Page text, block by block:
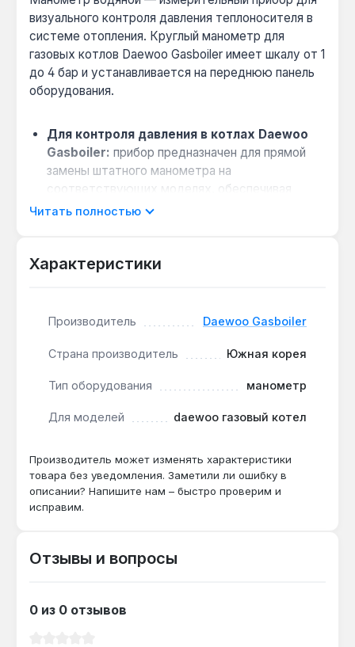
визуального контроля давления теплоносителя в
системе отопления. Круглый манометр для
газовых котлов Daewoo Gasboiler имеет шкалу от 1
до 4 бар и устанавливается на переднюю панель
оборудования.
Для контроля давления в котлах Daewoo
Gasboiler: прибор предназначен для прямой
замены штатного манометра на
соответствующих моделях, обеспечивая
точное калибрование.
давлению в бытовых газовых котлах —
Совет по эксплуатации:
при падении
утечки; при повышении выше 4 бар немедленно
отключите котёл и вызовите мастера.
Манометр используется для обслуживания и
Производство — Южная Корея. Гарантийный
сервис в Украине.
Читать полностью
Характеристики
Производитель Daewoo Gasboiler
Страна производитель Южная корея
Тип оборудования манометр
Для моделей daewoo газовый котел
Производитель может изменять характеристики
товара без уведомления. Заметили ли ошибку в
описании? Напишите нам – быстро проверим и
исправим.
Отзывы и вопросы
0 из 0 отзывов